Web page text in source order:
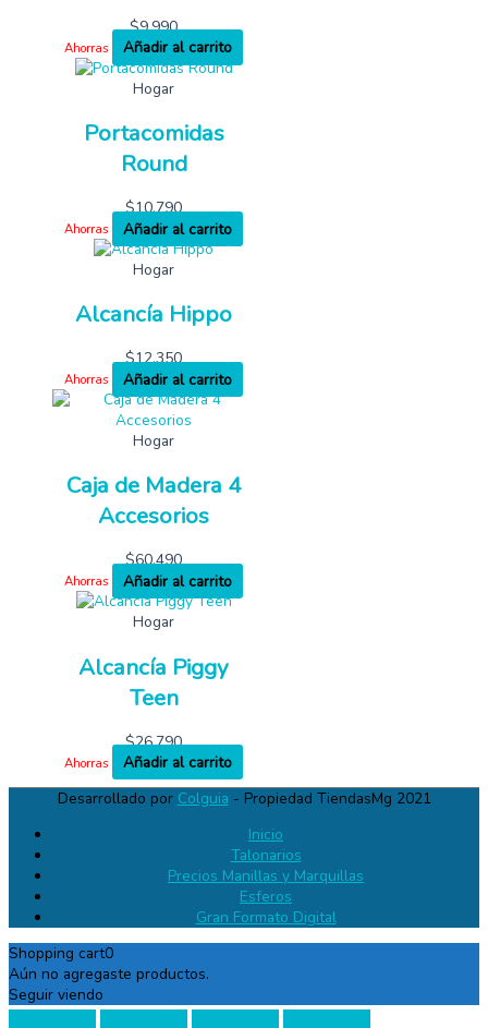
$9,990
Ahorras
Añadir al carrito
Hogar
Portacomidas
Round
$10,790
Ahorras
Añadir al carrito
Hogar
Alcancía Hippo
$12,350
Ahorras Añadir al carrito
Hogar
Caja de Madera 4
Accesorios
$60,490
Ahorras
Añadir al carrito
Hogar
Alcancía Piggy
Teen
$26,790
Ahorras
Añadir al carrito
Desarrollado por Colguia - Propiedad TiendasMg 2021
Inicio
Talonarios
Precios Manillas y Marquillas
Esferos
Gran Formato Digital
Shopping cart0
Aún no agregaste productos.
Seguir viendo